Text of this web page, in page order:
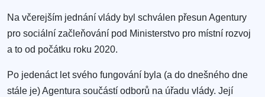
Na včerejším jednání vlády byl schválen přesun Agentury
pro sociální začleňování pod Ministerstvo pro místní rozvoj
a to od počátku roku 2020.
Po jedenáct let svého fungování byla (a do dnešného dne
stále je) Agentura součástí odborů na úřadu vlády. Její